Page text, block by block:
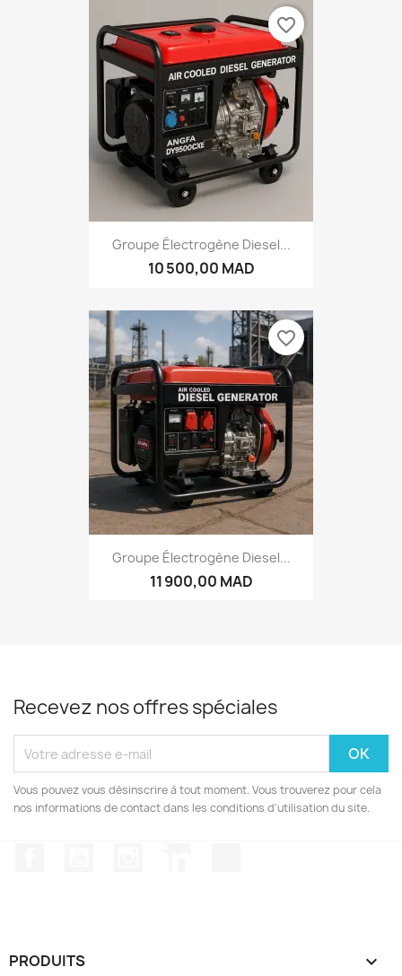
Groupe Électrogène Diesel...
10 500,00 MAD
favorite_border
Groupe Électrogène Diesel...
11 900,00 MAD
favorite_border
Recevez nos offres spéciales
Vous pouvez vous désinscrire à tout moment. Vous trouverez pour cela
nos informations de contact dans les conditions d'utilisation du site.
PRODUITS 